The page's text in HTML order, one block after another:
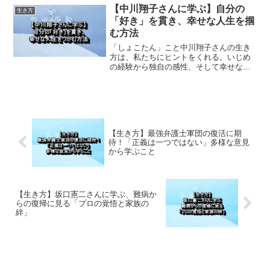
に迫ります。
生き方
【中川翔子さんに学ぶ】自分の
「好き」を貫き、幸せな人生を掴
む方法
「しょこたん」こと中川翔子さんの生き
方は、私たちにヒントをくれる。いじめ
の経験から独自の感性、そして幸せな結
【生き方】最強弁護士軍団の復活に期
待！「正義は一つではない」多様な意見
から学ぶこと
【生き方】坂口憲二さんに学ぶ、難病か
らの復帰に見る「プロの覚悟と家族の
絆」